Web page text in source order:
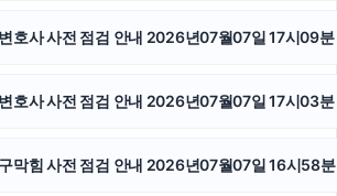
대구이혼전문변호사
이혼변호사
호사 사전 점검 안내 2026년07월07일 17시09분
호사 사전 점검 안내 2026년07월07일 17시03분
막힘 사전 점검 안내 2026년07월07일 16시58분